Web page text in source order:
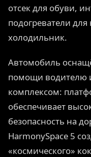
отсек для обуви,
подогреватели
холодильник.
Автомобиль
помощи водителю
комплексом:
обеспечивает
безопасность на
HarmonySpace 5
«космического»